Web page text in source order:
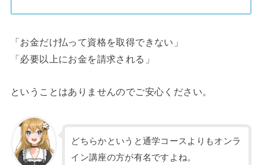
「お金だけ払って資格を取得できない」
「必要以上にお金を請求される」
ということはありませんのでご安心ください。
どちらかというと通学コースよりもオンラ
イン講座の方が有名ですよね。